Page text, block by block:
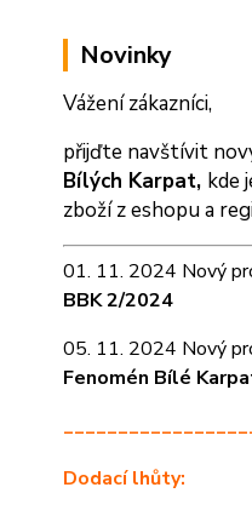
Novinky
Vážení zákazníci,
přijďte navštívit
Bílých Karpat, kde
zboží z eshopu a
01. 11. 2024 Nový
BBK 2/2024
05. 11. 2024 Nový
Fenomén Bílé
Dodací lhůty: